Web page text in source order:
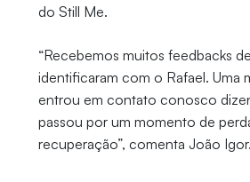
do Still Me.
“Recebemos muitos feedbacks
identificaram com o Rafael. Uma
entrou em contato conosco
passou por um momento de
recuperação”, comenta João Igor.